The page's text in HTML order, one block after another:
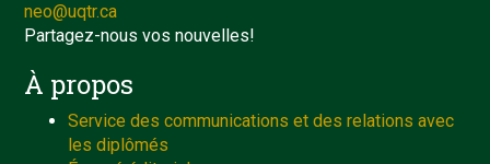
neo@uqtr.ca
Partagez-nous vos nouvelles!
À propos
Service des communications et des relations avec
les diplômés